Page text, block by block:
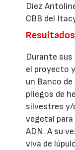
Díez
CBB del
Durante sus
el proyecto
un Banco
pliegos de
silvestres y/
vegetal
ADN. A su
viva de